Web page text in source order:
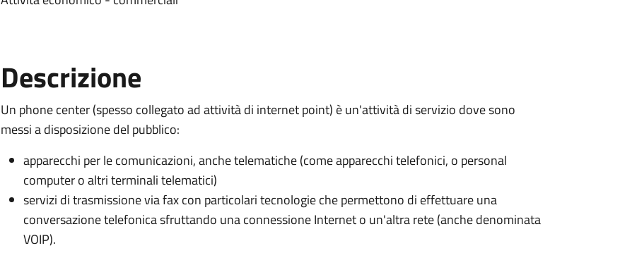
Descrizione
Un phone center (spesso collegato ad attività di internet point) è un'attività di servizio dove sono
messi a disposizione del pubblico:
apparecchi per le comunicazioni, anche telematiche (come apparecchi telefonici, o personal
computer o altri terminali telematici)
servizi di trasmissione via fax con particolari tecnologie che permettono di effettuare una
conversazione telefonica sfruttando una connessione Internet o un'altra rete (anche denominata
VOIP).